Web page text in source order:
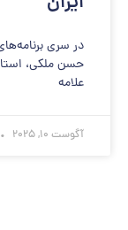
در سری
حسن ملکی،
علامه
آگوست 10, 2025